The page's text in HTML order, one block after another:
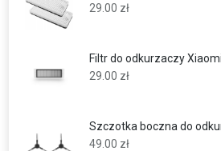
29.00 zł
Filtr do odkurzaczy
29.00 zł
Szczotka boczna do
49.00 zł